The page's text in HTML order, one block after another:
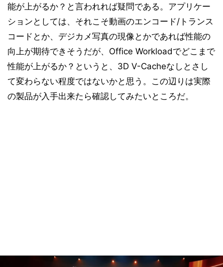
能が上がるか？と言われれば疑問である。アプリケー
ションとしては、それこそ動画のエンコード/トランス
コードとか、デジカメ写真の現像とかであれば性能の
向上が期待できそうだが、Office Workloadでどこまで
性能が上がるか？というと、3D V-Cacheなしとさし
て変わらない程度ではないかと思う。この辺りは実際
の製品が入手出来たら確認してみたいところだ。